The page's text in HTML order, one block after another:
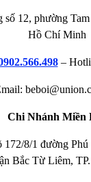
12, phường
Hồ Chí Minh
–
Chi Nhánh Miền
8/1 đường
Bắc Từ Liêm,